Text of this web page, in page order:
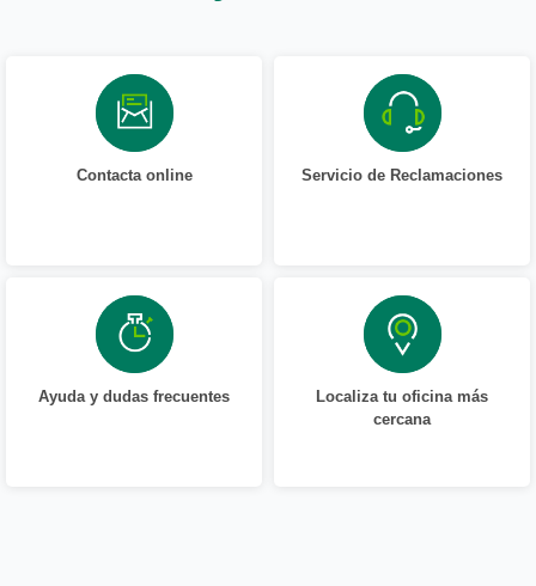
Contacta online Servicio de Reclamaciones
Ayuda y dudas frecuentes
Localiza tu oficina más
cercana